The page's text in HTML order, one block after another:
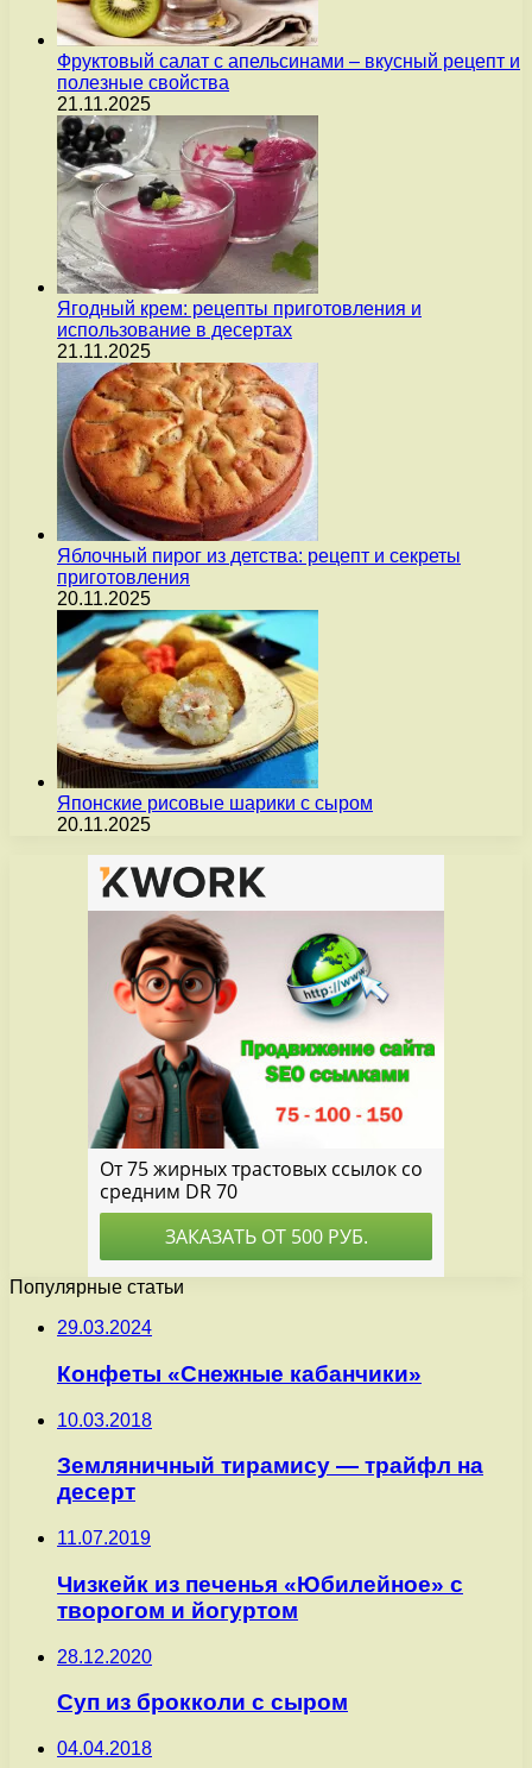
Фруктовый салат с апельсинами – вкусный рецепт и
полезные свойства
21.11.2025
Ягодный крем: рецепты приготовления и
использование в десертах
21.11.2025
Яблочный пирог из детства: рецепт и секреты
приготовления
20.11.2025
Японские рисовые шарики с сыром
20.11.2025
Популярные статьи
29.03.2024
Конфеты «Снежные кабанчики»
10.03.2018
Земляничный тирамису — трайфл на
десерт
11.07.2019
Чизкейк из печенья «Юбилейное» с
творогом и йогуртом
28.12.2020
Суп из брокколи с сыром
04.04.2018